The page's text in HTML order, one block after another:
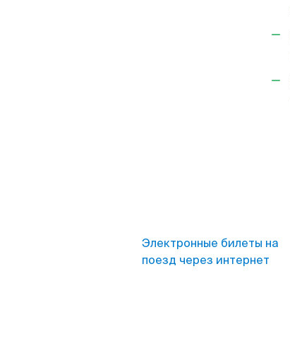
Электронные билеты на
поезд через интернет